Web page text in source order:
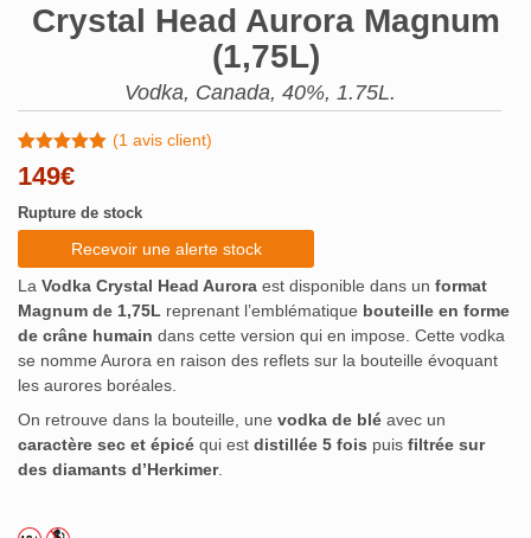
Crystal Head Aurora Magnum
(1,75L)
Vodka, Canada, 40%, 1.75L.
Noté 5.00
sur 5
1
notation
client
(1 avis client)
149€
Rupture de stock
Recevoir une alerte stock
La Vodka Crystal Head Aurora est disponible dans un format
Magnum de 1,75L reprenant l’emblématique bouteille en forme
de crâne humain dans cette version qui en impose. Cette vodka
se nomme Aurora en raison des reflets sur la bouteille évoquant
les aurores boréales.
On retrouve dans la bouteille, une vodka de blé avec un
caractère sec et épicé qui est distillée 5 fois puis filtrée sur
des diamants d’Herkimer.